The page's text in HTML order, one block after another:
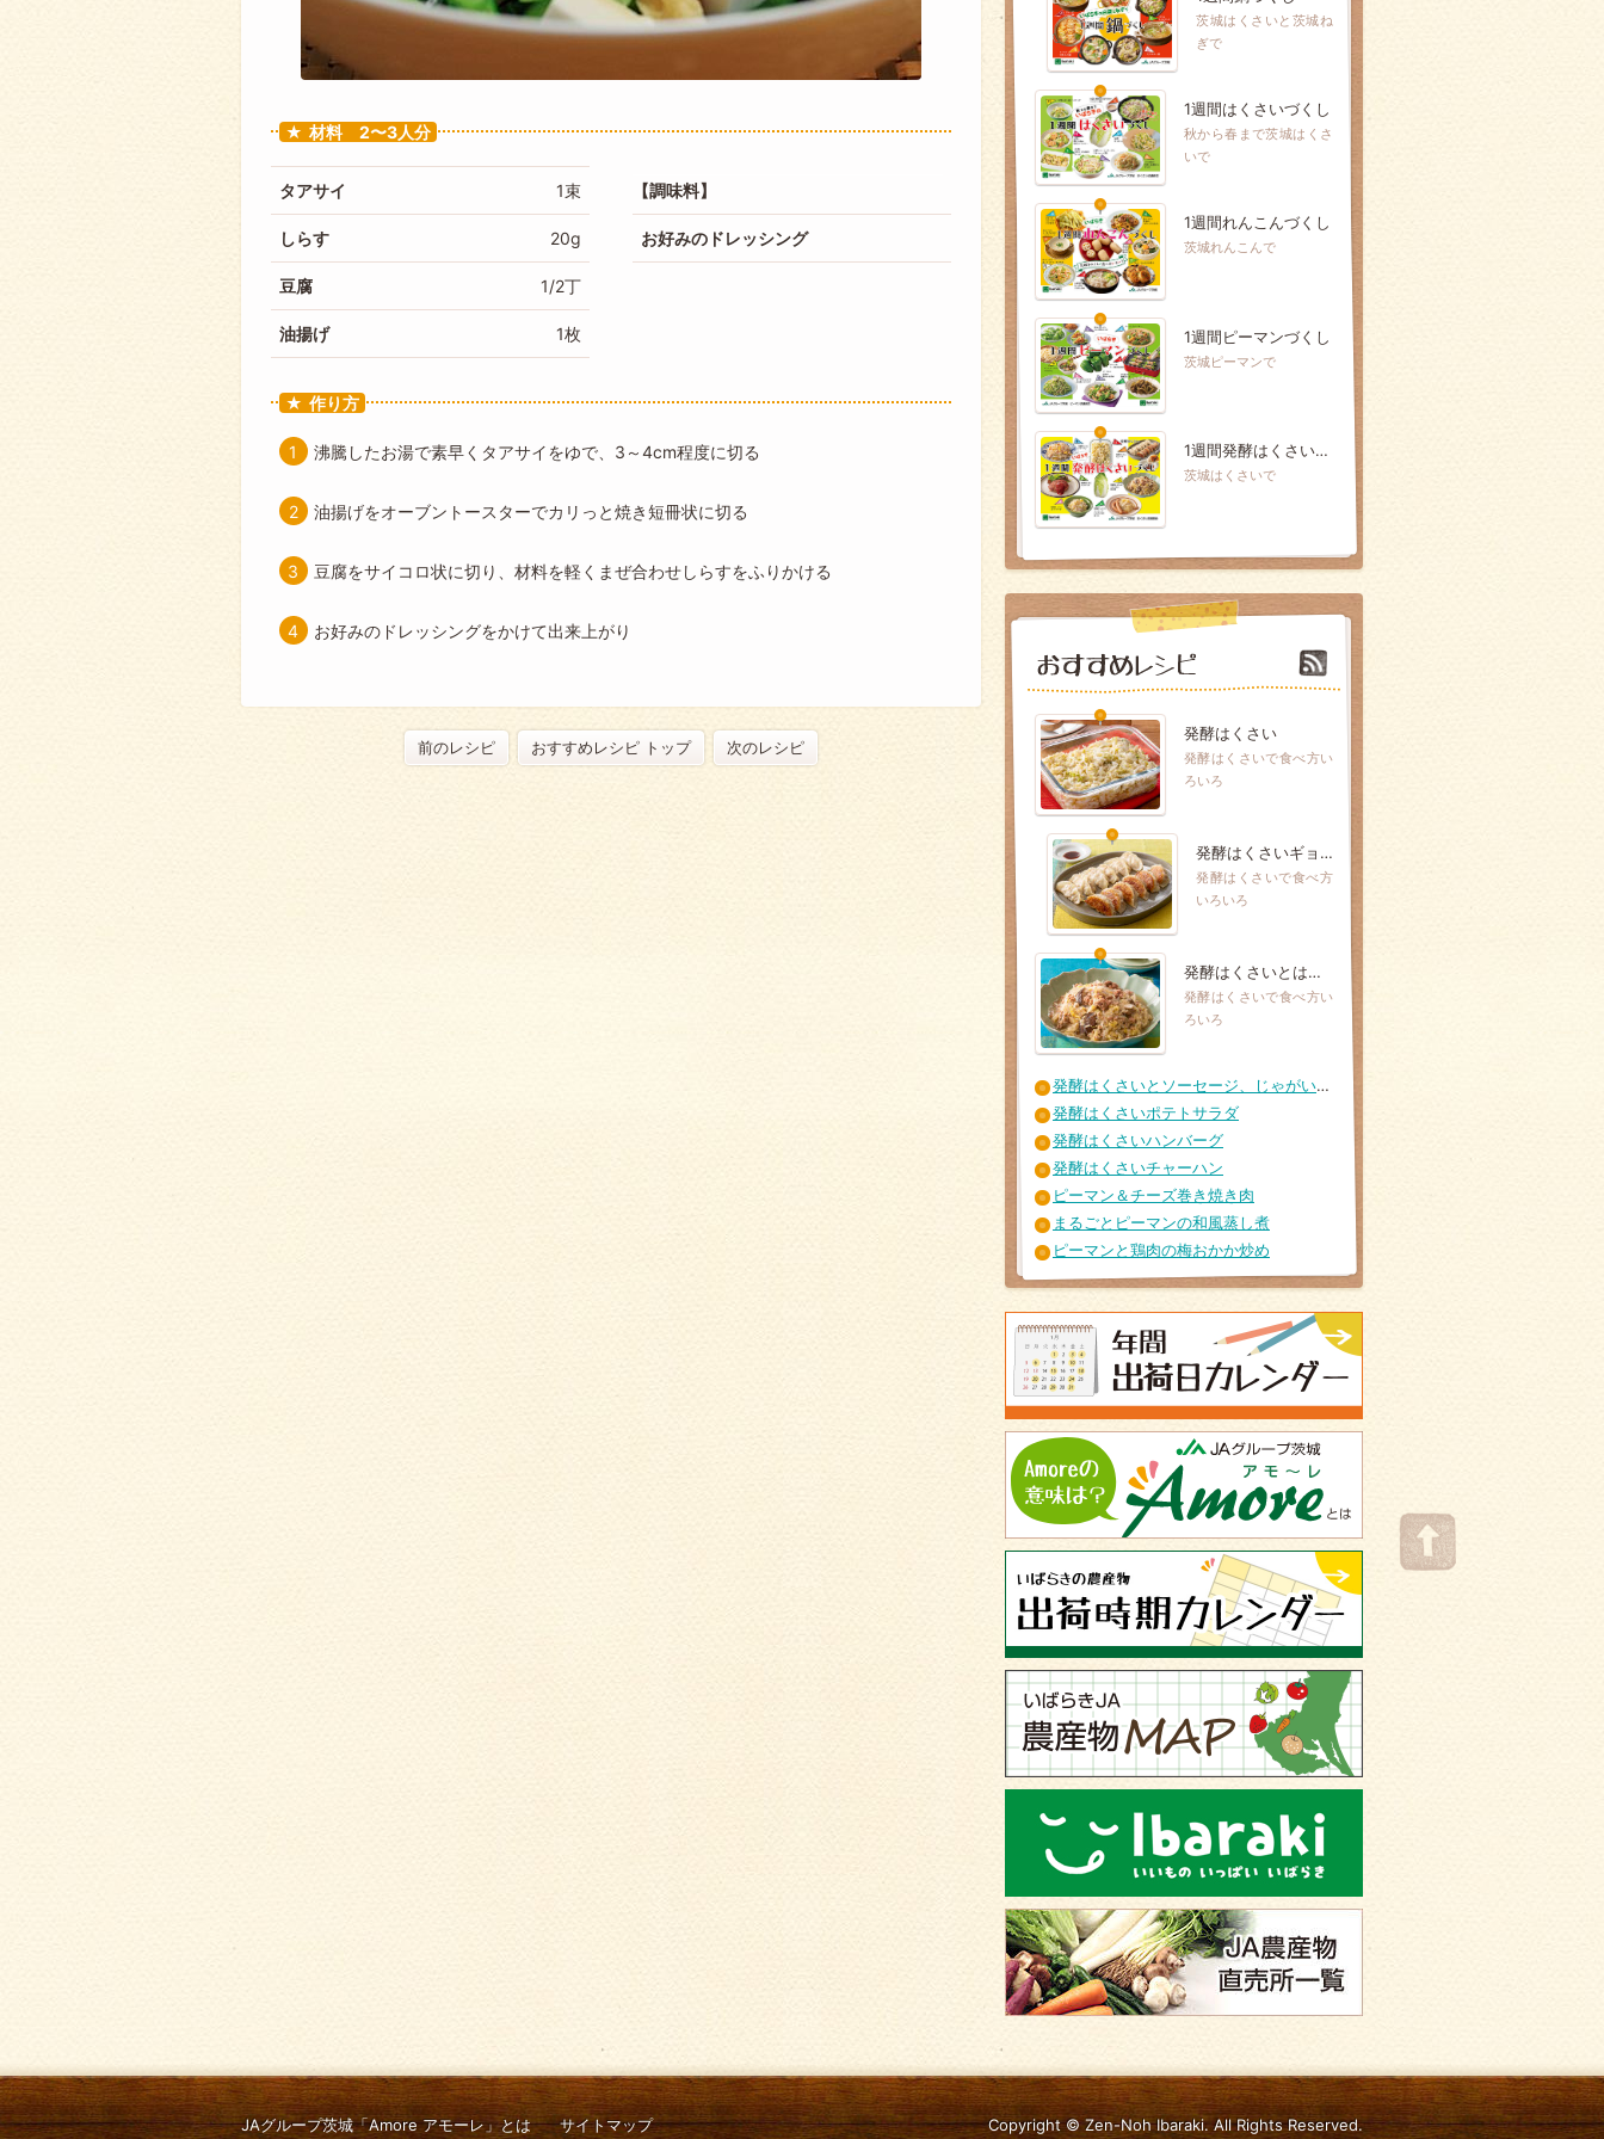
材料 2〜3人分
タアサイ 1束
しらす 20g
豆腐 1/2丁
油揚げ 1枚
調味料
お好みのドレッシング
作り方
沸騰したお湯で素早くタアサイをゆで、3～4cm程度に切る
油揚げをオーブントースターでカリっと焼き短冊状に切る
豆腐をサイコロ状に切り、材料を軽くまぜ合わせしらすをふりかける
お好みのドレッシングをかけて出来上がり
前のレシピ おすすめレシピ トップ 次のレシピ
茨城はくさいと茨城ね
ぎで
1週間はくさいづくし
秋から春まで茨城はくさ
いで
1週間れんこんづくし
茨城れんこんで
1週間ピーマンづくし
茨城ピーマンで
1週間発酵はくさいづくし
茨城はくさいで
発酵はくさい
発酵はくさいで食べ方い
ろいろ
発酵はくさいギョーザ
発酵はくさいで食べ方
いろいろ
発酵はくさいとはるさめの炒め煮
発酵はくさいで食べ方い
ろいろ
発酵はくさいとソーセージ、じゃがいもの煮こみ
発酵はくさいポテトサラダ
発酵はくさいハンバーグ
発酵はくさいチャーハン
ピーマン＆チーズ巻き焼き肉
まるごとピーマンの和風蒸し煮
ピーマンと鶏肉の梅おかか炒め
JAグループ茨城「Amore アモーレ」とは サイトマップ Copyright © Zen-Noh Ibaraki. All Rights Reserved.